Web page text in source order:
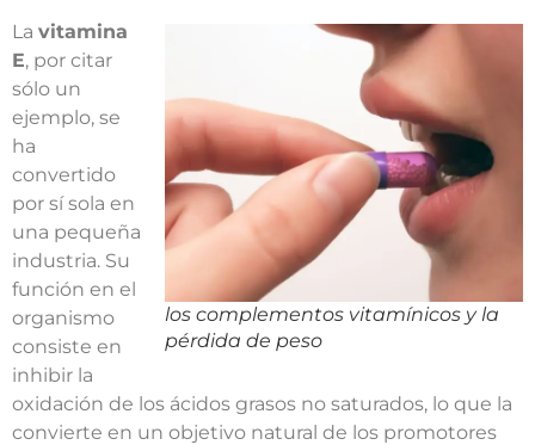
los complementos vitamínicos y la
pérdida de peso
La vitamina
E, por citar
sólo un
ejemplo, se
ha
convertido
por sí sola en
una pequeña
industria. Su
función en el
organismo
consiste en
inhibir la
oxidación de los ácidos grasos no saturados, lo que la
convierte en un objetivo natural de los promotores